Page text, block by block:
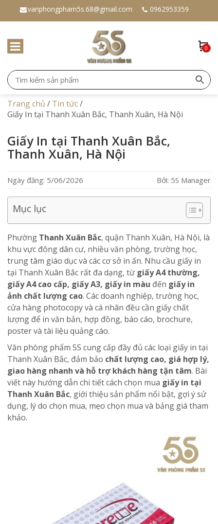
vanphongpham5s.68@gmail.com 0962953359
0
Trang chủ / Tin tức/
Giấy In tại Thanh Xuân Bắc, Thanh Xuân, Hà Nội
Giấy In tại Thanh Xuân Bắc,
Thanh Xuân, Hà Nội
Ngày đăng: 5/06/2026 Bởi: 5S Manager
Mục lục
Phường Thanh Xuân Bắc, quận Thanh Xuân, Hà Nội, là
khu vực đông dân cư, nhiều văn phòng, trường học,
trung tâm giáo dục và các cơ sở in ấn. Nhu cầu giấy in
tại Thanh Xuân Bắc rất đa dạng, từ giấy A4 thường,
giấy A4 cao cấp, giấy A3, giấy in màu đến giấy in
ảnh chất lượng cao. Các doanh nghiệp, trường học,
cửa hàng photocopy và cá nhân đều cần giấy chất
lượng để in văn bản, hợp đồng, báo cáo, brochure,
poster và tài liệu quảng cáo.
Văn phòng phẩm 5S cung cấp đầy đủ các loại giấy in tại
Thanh Xuân Bắc, đảm bảo chất lượng cao, giá hợp lý,
giao hàng nhanh và hỗ trợ khách hàng tận tâm. Bài
viết này hướng dẫn chi tiết cách chọn mua giấy in tại
Thanh Xuân Bắc, giới thiệu sản phẩm nổi bật, gợi ý sử
dụng, lý do chọn mua, mẹo chọn mua và bảng giá tham
khảo.